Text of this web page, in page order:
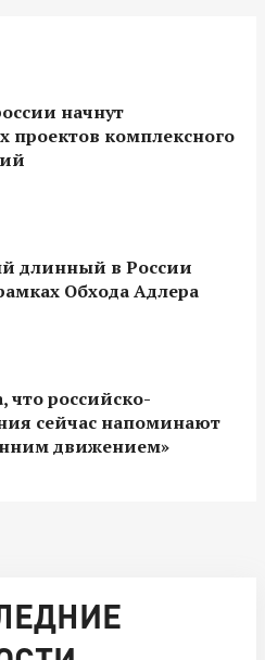
начнут
проектов комплексного
длинный в России
Обхода Адлера
что российско-
сейчас напоминают
движением»